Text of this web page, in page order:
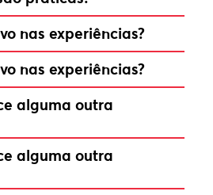
nas experiências?
nas experiências?
alguma outra
alguma outra